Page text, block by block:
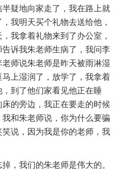
疑地向家走了，我在路上就
我明天买个礼物去送给他，
我拿着礼物来到了办公室，
诉我朱老师生病了，我问李
师说朱老师是昨天被雨淋湿
上湿润了，放学了，我拿着
到了他们家看见他正在睡
的旁边，我正在要走的时候
和朱老师说，你为什么要骗
说，因为我是你的老师，我
，我们的朱老师是伟大的。